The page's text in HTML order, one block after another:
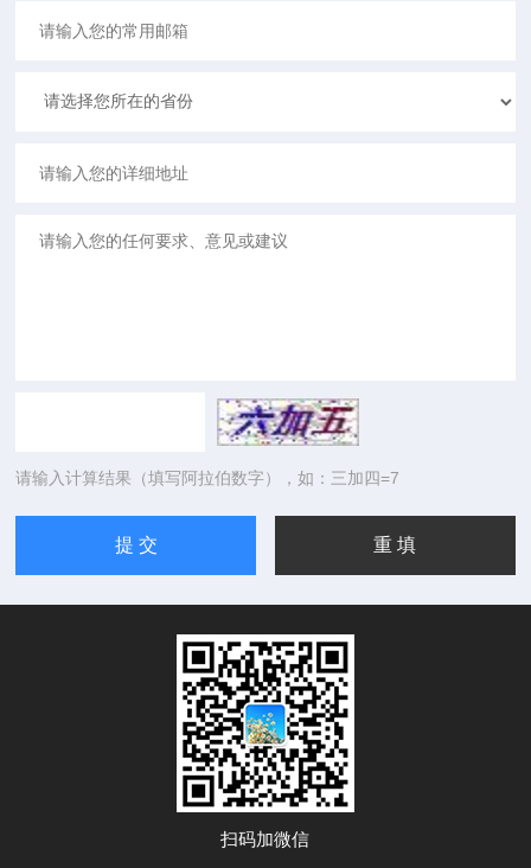
请输入计算结果（填写阿拉伯数字），如：三加四=7
扫码加微信